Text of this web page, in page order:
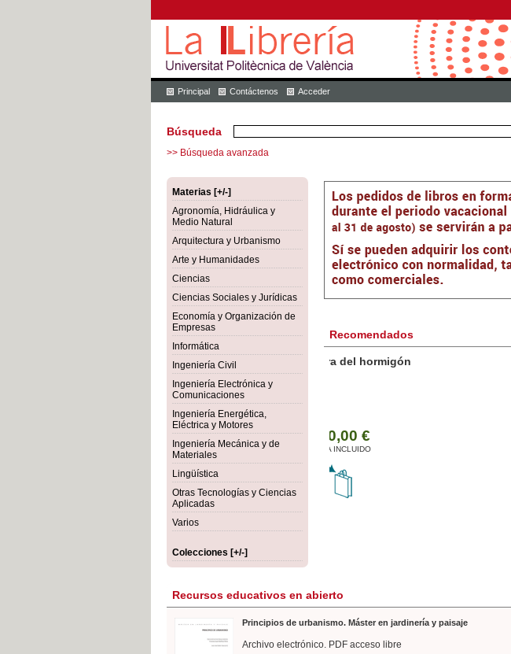
Principal Contáctenos Acceder
Búsqueda
>> Búsqueda avanzada
Materias [+/-]
Agronomía, Hidráulica y
Medio Natural
Arquitectura y Urbanismo
Arte y Humanidades
Ciencias
Ciencias Sociales y Jurídicas
Economía y Organización de
Empresas
Informática
Ingeniería Civil
Ingeniería Electrónica y
Comunicaciones
Ingeniería Energética,
Eléctrica y Motores
Ingeniería Mecánica y de
Materiales
Lingüística
Otras Tecnologías y Ciencias
Aplicadas
Varios
Colecciones [+/-]
Recomendados
Botánica Agroalimentaria
Recursos educativos en abierto
Principios de urbanismo. Máster en jardinería y paisaje
Archivo electrónico. PDF acceso libre